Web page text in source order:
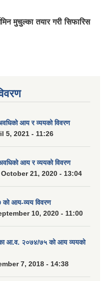
मुचुल्का तयार गरी सिफारिस
आय र व्ययको विवरण
5, 2021 - 11:26
आय र व्ययको विवरण
21, 2020 - 13:04
आय-व्यय विवरण
10, 2020 - 11:00
आ.व. २०७४/७५ को आय व्ययको
7, 2018 - 14:38